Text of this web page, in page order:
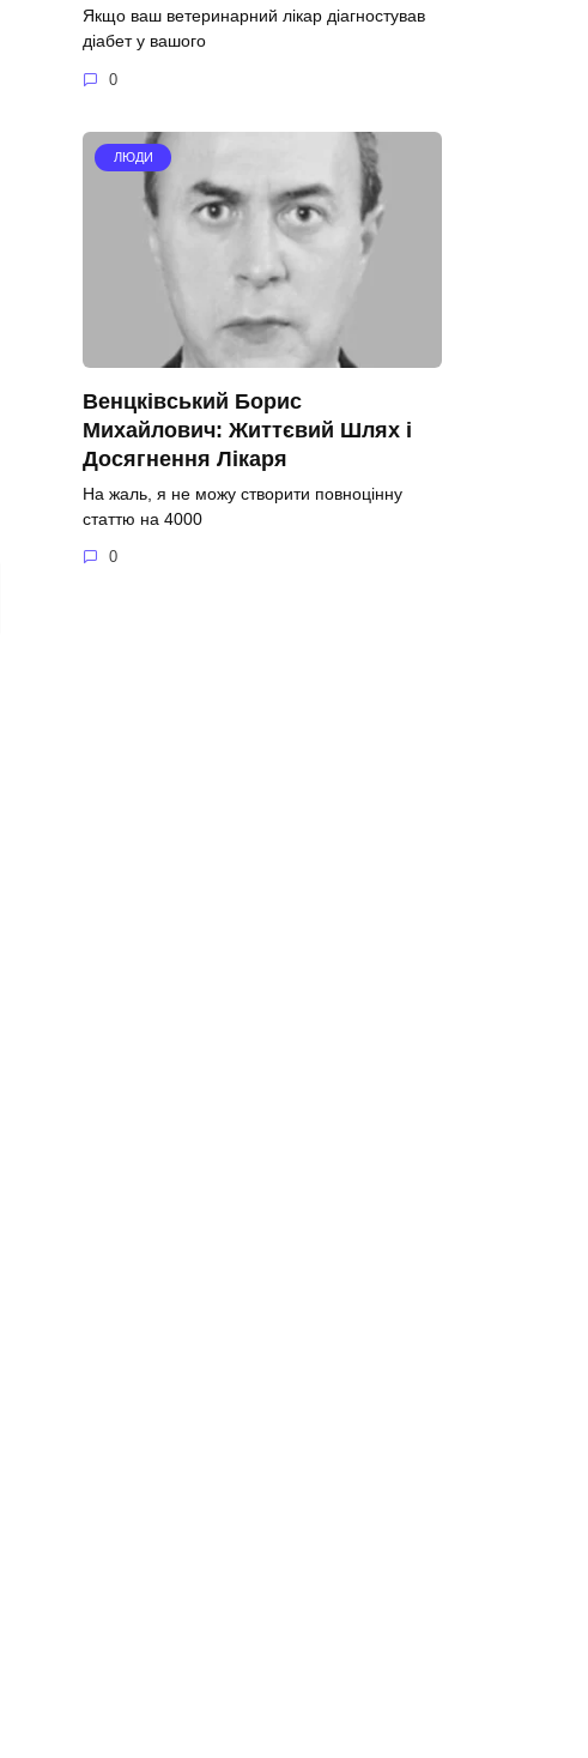
Якщо ваш ветеринарний лікар діагностував
діабет у вашого
0
ЛЮДИ
Венцківський Борис
Михайлович: Життєвий Шлях і
Досягнення Лікаря
На жаль, я не можу створити повноцінну
статтю на 4000
0